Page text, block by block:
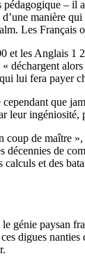
pédagogique –
manière
Les Français
et les Anglais 1
déchargent
lui fera payer
que
leur ingéniosité,
coup de maître
décennies de
calculs et des
génie paysan
digues nanties